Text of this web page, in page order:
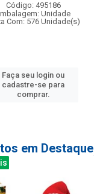
Código: 495186
Unidade
Com: 576 Unidade(s)
Faça seu login ou
cadastre-se para
comprar.
em Destaque